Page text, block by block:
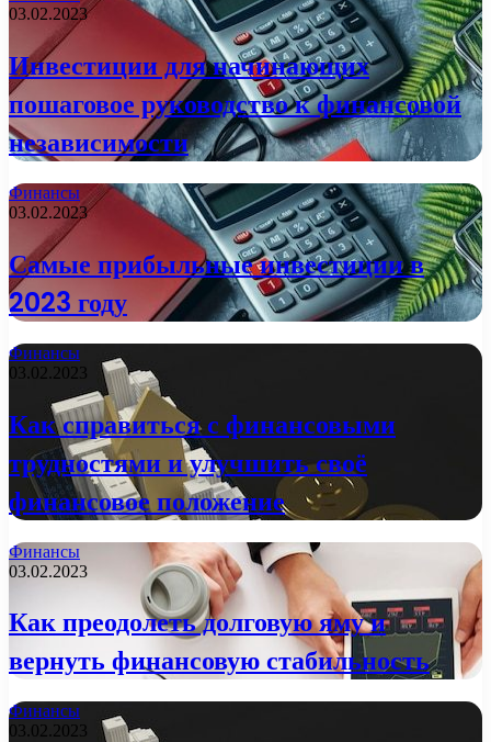
03.02.2023
Инвестиции для начинающих
пошаговое руководство к финансовой
независимости
Финансы
03.02.2023
Самые прибыльные инвестиции в
2023 году
Финансы
03.02.2023
Как справиться с финансовыми
трудностями и улучшить своё
финансовое положение
Финансы
03.02.2023
Как преодолеть долговую яму и
вернуть финансовую стабильность
Финансы
03.02.2023